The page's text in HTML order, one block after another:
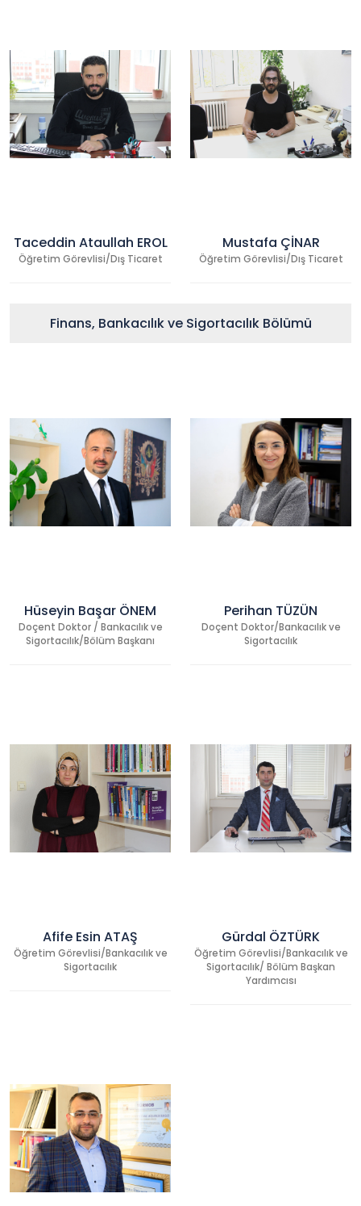
Taceddin Ataullah EROL
Öğretim Görevlisi/Dış Ticaret
Mustafa ÇİNAR
Öğretim Görevlisi/Dış Ticaret
Finans, Bankacılık ve Sigortacılık Bölümü
Hüseyin Başar ÖNEM
Doçent Doktor / Bankacılık ve
Sigortacılık/Bölüm Başkanı
Perihan TÜZÜN
Doçent Doktor/Bankacılık ve
Sigortacılık
Afife Esin ATAŞ
Öğretim Görevlisi/Bankacılık ve
Sigortacılık
Gürdal ÖZTÜRK
Öğretim Görevlisi/Bankacılık ve
Sigortacılık/ Bölüm Başkan
Yardımcısı